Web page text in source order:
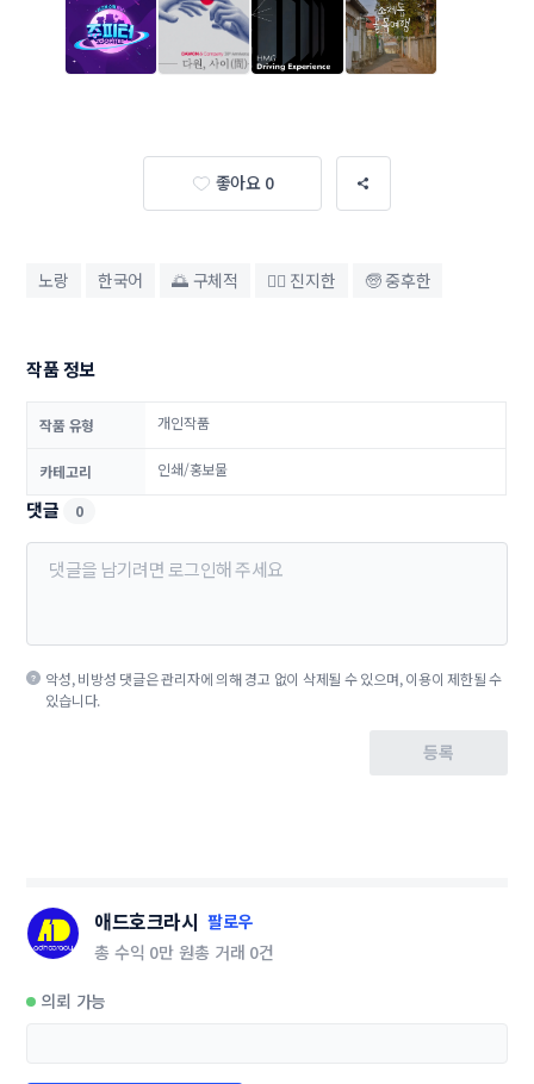
좋아요 0
노랑 한국어 🌅 구체적 💂‍♀️ 진지한 🧓 중후한
작품 정보
작품 유형 개인작품
카테고리 인쇄/홍보물
댓글 0
악성, 비방성 댓글은 관리자에 의해 경고 없이 삭제될 수 있으며, 이용이 제한될 수
있습니다.
등록
애드호크라시 팔로우
총 수익 0만 원총 거래 0건
의뢰 가능